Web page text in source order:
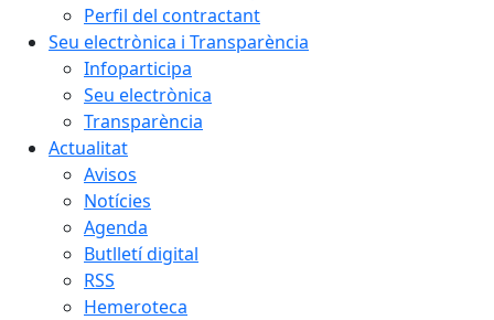
Perfil del contractant
Seu electrònica i Transparència
Infoparticipa
Seu electrònica
Transparència
Actualitat
Avisos
Notícies
Agenda
Butlletí digital
RSS
Hemeroteca